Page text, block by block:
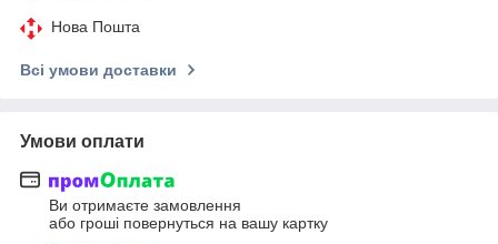
Нова Пошта
Всі умови доставки
Умови оплати
Ви отримаєте замовлення
або гроші повернуться на вашу картку